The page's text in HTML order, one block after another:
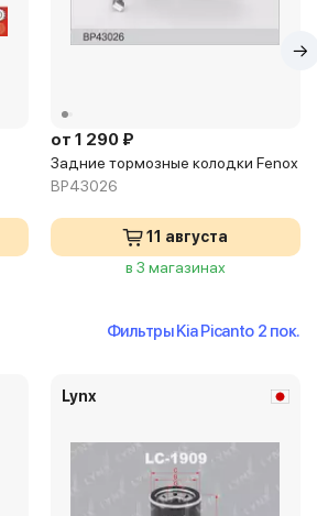
от 1 290 ₽
Задние тормозные колодки Fenox
BP43026
11 августа
в 3 магазинах
Фильтры Kia Picanto 2 пок.
Lynx